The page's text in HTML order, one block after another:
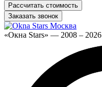
Рассчитать стоимость
Заказать звонок
«Окна Stars» — 2008 – 2026